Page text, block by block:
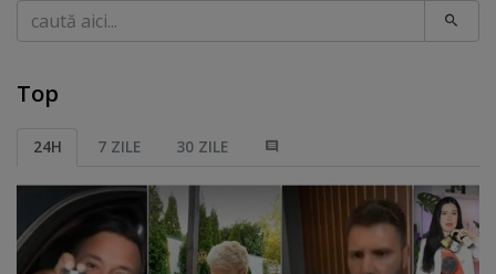
Caută
Top
24H 7 ZILE 30 ZILE